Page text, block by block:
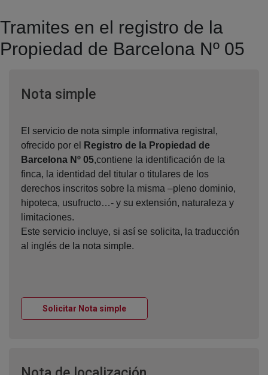
Tramites en el registro de la
Propiedad de Barcelona Nº 05
Nota simpleVentana nueva
El servicio de nota simple informativa registral,
ofrecido por el
Registro de la Propiedad de
Barcelona Nº 05,contiene la identificación de la
finca, la identidad del titular o titulares de los
derechos inscritos sobre la misma –pleno dominio,
hipoteca, usufructo…- y su extensión, naturaleza y
limitaciones.
Este servicio incluye, si así se solicita, la traducción
al inglés de la nota simple.
Solicitar Nota simpleVentana nueva